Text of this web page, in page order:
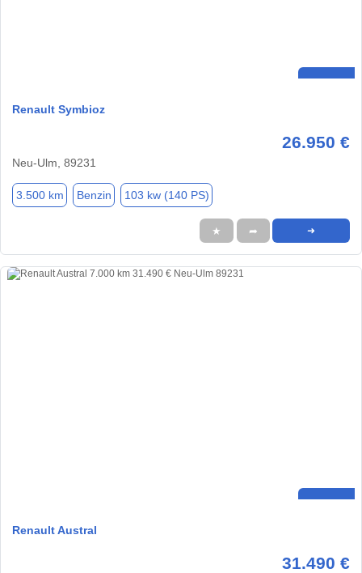
Renault Symbioz
26.950 €
Neu-Ulm, 89231
3.500 km Benzin 103 kw (140 PS)
★ ➦ ➜
Renault Austral
31.490 €